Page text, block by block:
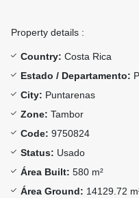
Property details :
Country: Costa Rica
Estado / Departamento:
City: Puntarenas
Zone: Tambor
Code: 9750824
Status: Usado
Área Built: 580 m²
Área Ground: 14129.72